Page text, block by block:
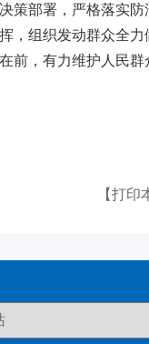
策部署，严格落实
，组织发动群众全
，有力维护人民群
【打印